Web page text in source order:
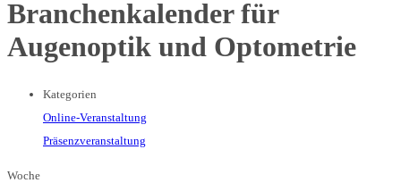
Branchenkalender für
Augenoptik und Optometrie
Kategorien
Online-Veranstaltung
Präsenzveranstaltung
Woche